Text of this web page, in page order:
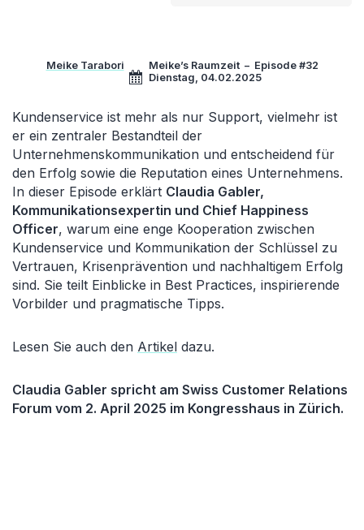
Meike Tarabori Meike’s Raumzeit– Episode #32
Dienstag, 04.02.2025
Kundenservice ist mehr als nur Support, vielmehr ist
er ein zentraler Bestandteil der
Unternehmenskommunikation und entscheidend für
den Erfolg sowie die Reputation eines Unternehmens.
In dieser Episode erklärt Claudia Gabler,
Kommunikationsexpertin und Chief Happiness
Officer, warum eine enge Kooperation zwischen
Kundenservice und Kommunikation der Schlüssel zu
Vertrauen, Krisenprävention und nachhaltigem Erfolg
sind. Sie teilt Einblicke in Best Practices, inspirierende
Vorbilder und pragmatische Tipps.
Lesen Sie auch den Artikel dazu.
Claudia Gabler spricht am Swiss Customer Relations
Forum vom 2. April 2025 im Kongresshaus in Zürich.